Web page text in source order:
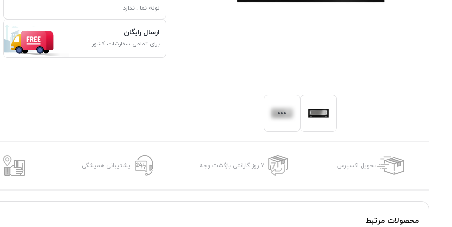
لوله نما : ندارد
ارسال رایگان
برای تمامی سفارشات کشور
تحویل اکسپرس 7 روز گارانتی بازگشت وجه پشتیبانی همیشگی
محصولات مرتبط